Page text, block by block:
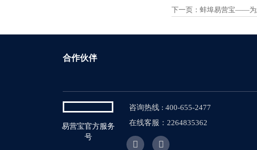
下一页： 蚌埠易营宝——为
合作伙伴
易营宝官方服务
号
咨询热线 : 400-655-2477
在线客服：2264835362
 